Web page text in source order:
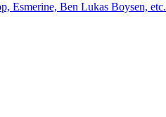
Esmerine, Ben Lukas Boysen, etc.